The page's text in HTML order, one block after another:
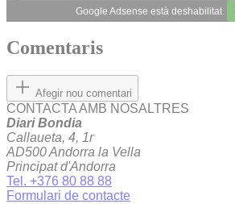
Google Adsense està deshabilitat.
Comentaris
Afegir nou comentari
CONTACTA AMB NOSALTRES
Diari Bondia
Callaueta, 4, 1r
AD500 Andorra la Vella
Principat d'Andorra
Tel. +376 80 88 88
Formulari de contacte